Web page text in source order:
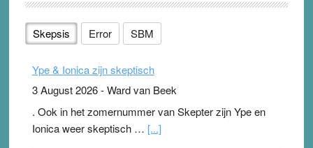
Skepsis Error SBM
Ype & Ionica zijn skeptisch
3 August 2026-Ward van Beek
. Ook in het zomernummer van Skepter zijn Ype en
Ionica weer skeptisch … [...]